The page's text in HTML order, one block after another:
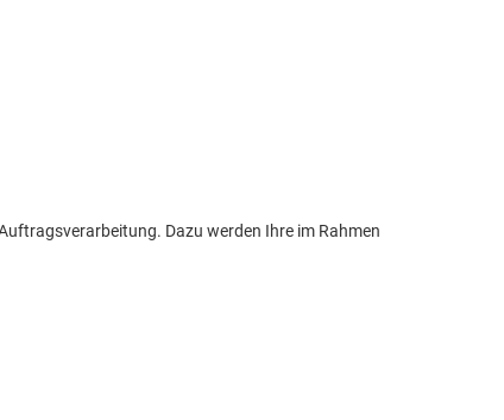
Dazu werden Ihre im Rahmen